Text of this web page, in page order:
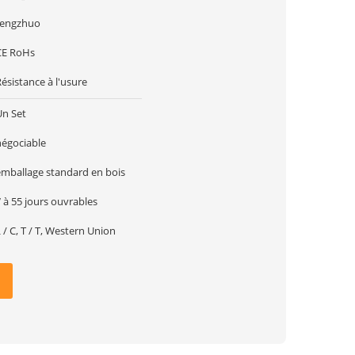
RoHs
à l'usure
Set
standard en bois
à 55 jours ouvrables
/ C, T / T, Western Union